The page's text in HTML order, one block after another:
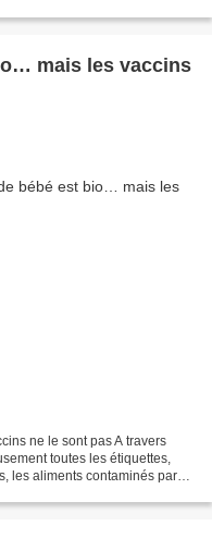
mais les vaccins
ne le sont pas A travers
toutes les étiquettes,
les aliments contaminés par